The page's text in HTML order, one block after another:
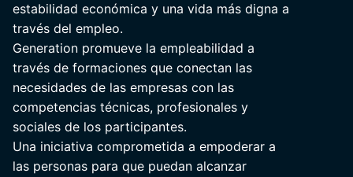
estabilidad económica y una vida más digna a
través del empleo.
Generation promueve la empleabilidad a
través de formaciones que conectan las
necesidades de las empresas con las
competencias técnicas, profesionales y
sociales de los participantes.
Una iniciativa comprometida a empoderar a
las personas para que puedan alcanzar